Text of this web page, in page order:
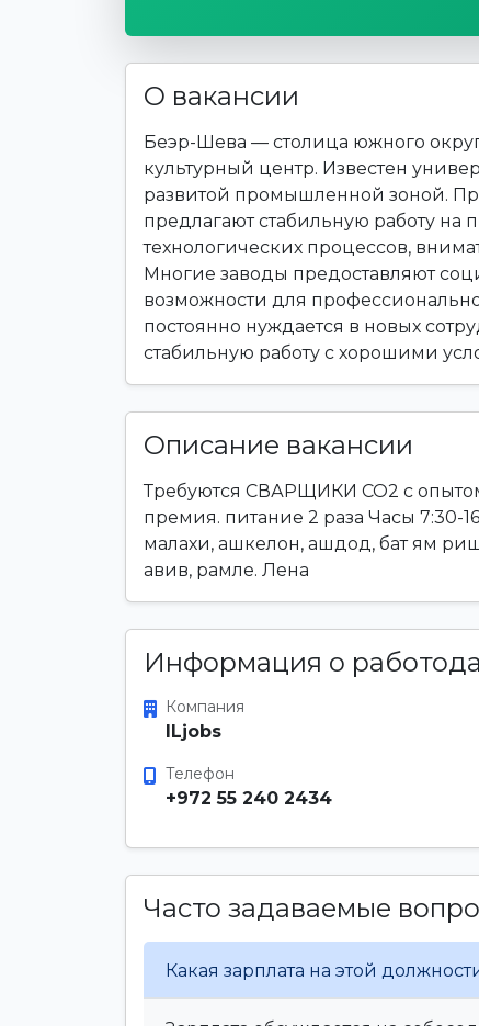
О вакансии
Беэр-Шева — столица южного
культурный центр. Известен
развитой промышленной зоной.
предлагают стабильную работу на
технологических процессов,
Многие заводы предоставляют
возможности для
постоянно нуждается в новых
стабильную работу с хорошими
Описание вакансии
Требуются СВАРЩИКИ CO2 с
премия. питание 2 раза Часы 7:30-
малахи, ашкелон, ашдод, бат ям
авив, рамле. Лена
Информация о
Компания
ILjobs
Телефон
+972 55 240 2434
Часто задаваемые
Какая зарплата на этой